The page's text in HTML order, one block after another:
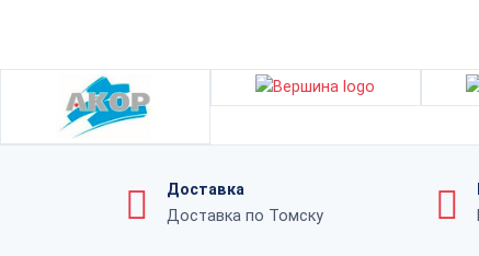
Доставка
Доставка по Томску